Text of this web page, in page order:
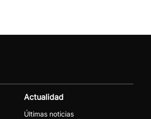
Actualidad
Últimas noticias